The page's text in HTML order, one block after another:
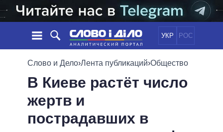
УКР РОС
НОВОСТИ
ЛЕНТА
СОБЫТИЯ
СТАТЬИ
МНЕНИЯ
ПОЛИТИКА
ОБЩЕСТВО
ОБЕЩАНИЯ
ВСЕ ПОЛИТИКИИНФОГРАФИКА
Слово и Дело›Лента публикаций›Общество
В Киеве растёт число
жертв и
пострадавших в